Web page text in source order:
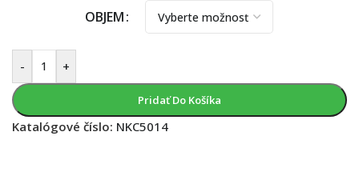
OBJEM
- +
Pridať Do Košíka
Katalógové číslo: NKC5014